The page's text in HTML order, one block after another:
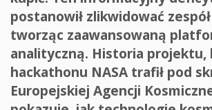
postanowił zlikwidować
tworząc zaawansowaną
analityczną. Historia projektu,
hackathonu NASA trafił pod
Europejskiej Agencji